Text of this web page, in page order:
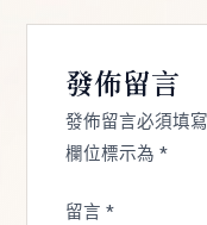
發佈留言
發佈留言必須填
欄位標示為 *
留言 *